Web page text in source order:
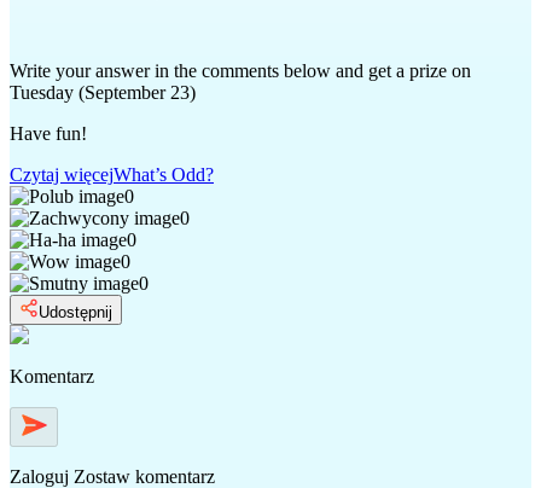
Write your answer in the comments below and get a prize on
Tuesday (September 23)
Have fun!
Czytaj więcejWhat’s Odd?
0
0
0
0
0
Udostępnij
Komentarz
Zaloguj Zostaw komentarz